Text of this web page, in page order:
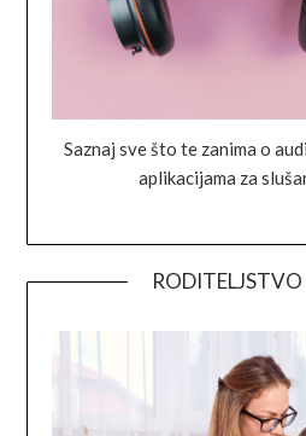
Saznaj sve što te zanima o
aplikacijama za